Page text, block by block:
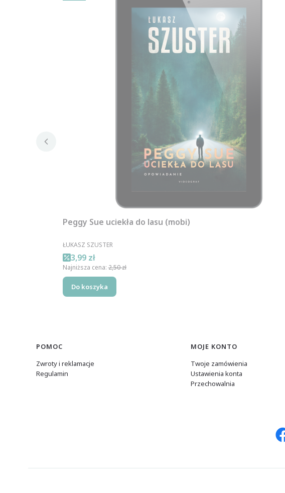
Peggy Sue uciekła do lasu (mobi)
PRODUCENT
ŁUKASZ SZUSTER
Cena promocyjna
3,99 zł
Najniższa cena: 2,50 zł
Do koszyka
Linki w stopce
POMOC
Zwroty i reklamacje
Regulamin
MOJE KONTO
Twoje zamówienia
Ustawienia konta
Przechowalnia